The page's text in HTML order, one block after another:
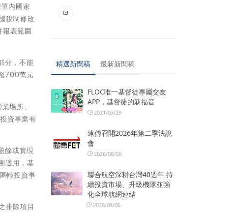
內國家
稅制修改
報表範圍
分，不能
700萬元
場所、
資事業有
餘或實現
適用，基
轉投資事
排除項目
精選新聞稿 最新新聞稿
FLOC唯一基督徒專屬交友
APP，基督徒的新福音
2021/03/29
遠傳召開2026年第二季法說
會
2026/08/06
聯合航空深耕台灣40週年 持
續投資市場、升級機隊並強
化全球航網連結
2026/08/06